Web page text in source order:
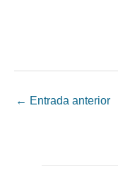
← Entrada anterior